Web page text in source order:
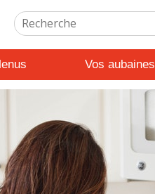
Vos aubaines